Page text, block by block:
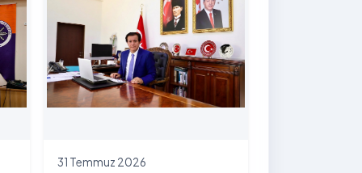
hayata geçirilen "İstifli Taş
Tahkimatı" projesi titizlikle
tamamlandı.
31 Temmuz 2026